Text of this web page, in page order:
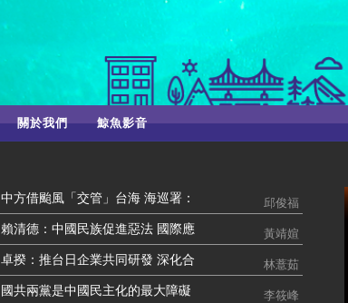
關於我們 鯨魚影音
中方借颱風「交管」台海 海巡署： 邱俊福
賴清德：中國民族促進惡法 國際應 黃靖媗
卓揆：推台日企業共同研發 深化合 林薏茹
國共兩黨是中國民主化的最大障礙 李筱峰